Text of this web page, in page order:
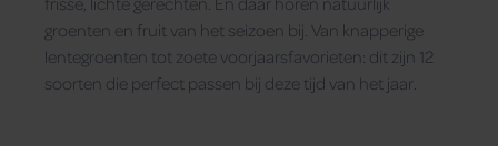
groenten en fruit van het seizoen bij. Van knapperige
lentegroenten tot zoete voorjaarsfavorieten: dit zijn 12
soorten die perfect passen bij deze tijd van het jaar.